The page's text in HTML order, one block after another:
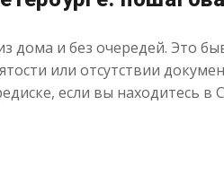
дома и без очередей. Это
или отсутствии
если вы находитесь